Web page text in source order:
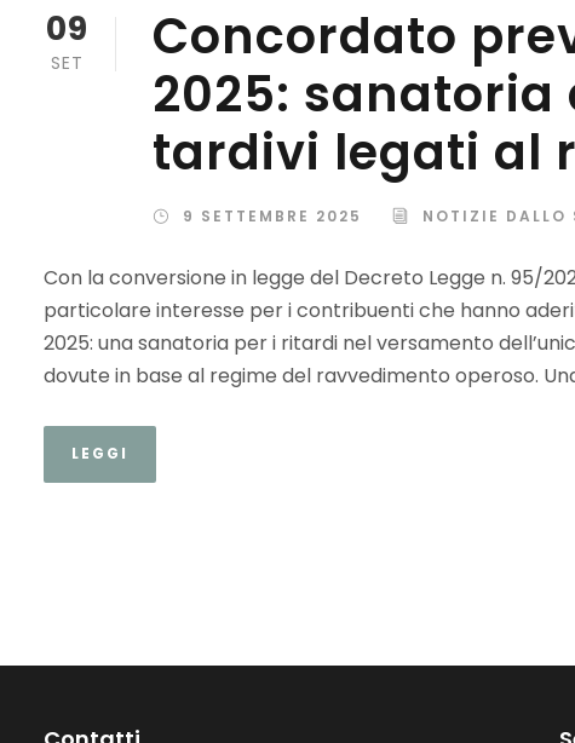
09
SET
Concordato
2025:
tardivi legati al
9 SETTEMBRE 2025 NOTIZIE DALLO
Con la conversione in legge del Decreto Legge n. 95/
particolare interesse per i contribuenti che hanno
2025: una sanatoria per i ritardi nel versamento
dovute in base al regime del ravvedimento operoso.
LEGGI